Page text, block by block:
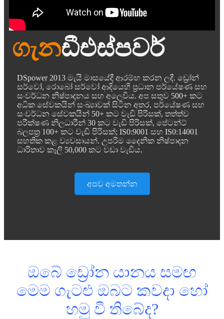
ගැනඩීඑස්පවර්
DSpower 2013 මැයි මාසයේදී ආරම්භ කරන ලදී. ඩ්‍රෝන්
සර්වෝ, රොබෝ සර්වෝ ආදියෙහි ප්‍රධාන පර්යේෂණ සහ
සංවර්ධන නිෂ්පාදනය සහ අලෙවිය. අප සතුව 500+ කට
අධික සේවකයින් සංඛ්‍යාවක් සිටින අතර, පර්යේෂණ සහ
සංවර්ධන සේවකයින් 50+ කට වැඩි පිරිසක්, තත්ත්ව
පරීක්ෂණ නිලධාරීන් 30 කට වැඩි පිරිසක්, පේටන්ට්
බලපත්‍ර 100+ කට වැඩි පිරිසක්; IS0:9001 සහ IS0:14001
සහතික කළ ව්‍යවසායන්. උපරිම දෛනික නිෂ්පාදන
ධාරිතාව කෑලි 50,000 කට වඩා වැඩිය.
අපව අමතන්න
ඔබේ ඩ්‍රෝන යානය සමඟ
මෙම ගැටළු ඔබට කවදා හෝ
හමු වී තිබේද?